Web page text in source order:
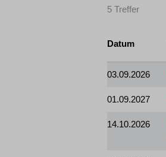
5 Treffer
Datum
03.09.2026
01.09.2027
14.10.2026